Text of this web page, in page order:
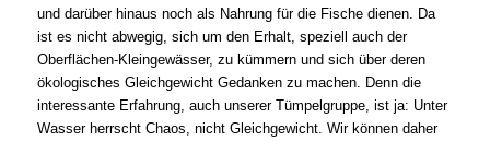
und darüber hinaus noch als Nahrung für die Fische dienen. Da
ist es nicht abwegig, sich um den Erhalt, speziell auch der
Oberflächen-Kleingewässer, zu kümmern und sich über deren
ökologisches Gleichgewicht Gedanken zu machen. Denn die
interessante Erfahrung, auch unserer Tümpelgruppe, ist ja: Unter
Wasser herrscht Chaos, nicht Gleichgewicht. Wir können daher